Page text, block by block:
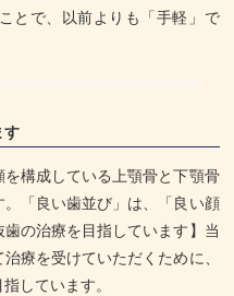
とで、以前よりも「手軽」で
す
構成している上顎骨と下顎骨
「良い歯並び」は、「良い顔
の治療を目指しています】当
療を受けていただくために、
しています。